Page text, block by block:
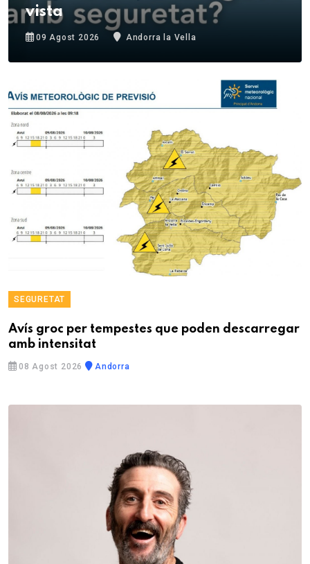
vista
09 Agost 2026 Andorra la Vella
SEGURETAT
Avís groc per tempestes que poden descarregar
amb intensitat
08 Agost 2026 Andorra